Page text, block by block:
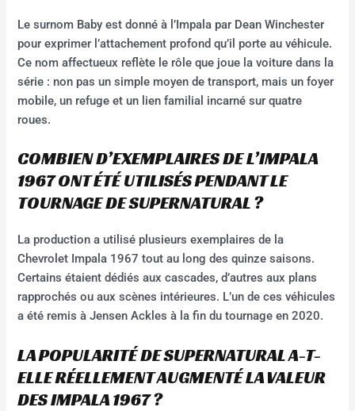
Le surnom Baby est donné à l’Impala par Dean Winchester
pour exprimer l’attachement profond qu’il porte au véhicule.
Ce nom affectueux reflète le rôle que joue la voiture dans la
série : non pas un simple moyen de transport, mais un foyer
mobile, un refuge et un lien familial incarné sur quatre
roues.
COMBIEN D’EXEMPLAIRES DE L’IMPALA
1967 ONT ÉTÉ UTILISÉS PENDANT LE
TOURNAGE DE SUPERNATURAL ?
La production a utilisé plusieurs exemplaires de la
Chevrolet Impala 1967 tout au long des quinze saisons.
Certains étaient dédiés aux cascades, d’autres aux plans
rapprochés ou aux scènes intérieures. L’un de ces véhicules
a été remis à Jensen Ackles à la fin du tournage en 2020.
LA POPULARITÉ DE SUPERNATURAL A-T-
ELLE RÉELLEMENT AUGMENTÉ LA VALEUR
DES IMPALA 1967 ?